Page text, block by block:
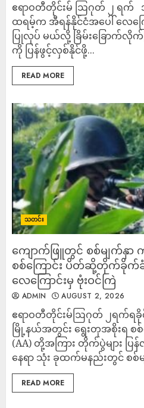
ဧရာဝတီတိုင်းမ် ဩဂုတ် ၂ ရက်
ထရမ့်က အီရန်နိုင်ငံအပေါ် လေ
ပြုလုပ် မယ်လို့ ခြိမ်းခြောက်လိုက်
ကို ပြန်ဖွင့်လှစ်နိုင်ဖို့...
READ MORE
သတင်း
ကျောက်ဖြူတွင် စစ်မျက်နှာ
စစ်ကြောင်း ပိတ်ဆို့တိုက်ခိုက်
လေကြောင်းမှ ဗုံးဝင်ကြဲ
ADMIN AUGUST 2, 2026
ဧရာဝတီတိုင်းမ်‎ဩဂုတ် ၂ရက်‎ရခို
မြို့နယ်အတွင်း ရွေးတုအစိုးရ စ
(AA) တို့အကြား တိုက်ပွဲများ ပြ
နေရာ သုံး ခုထက်မနည်းတွင် စစ်မ
READ MORE